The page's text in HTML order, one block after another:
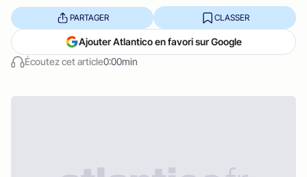
Écoutez cet article0:00min
PARTAGER CLASSER
Ajouter Atlantico en favori sur Google